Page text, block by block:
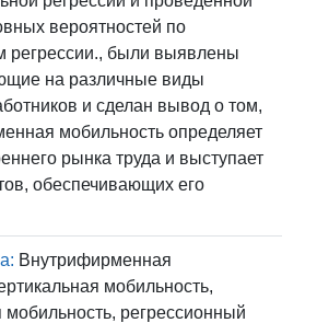
вероятностей по
регрессии., были выявлены
на различные виды
и сделан вывод о том,
мобильность определяет
рынка труда и выступает
обеспечивающих его
Внутрифирменная
мобильность,
мобильность, регрессионный